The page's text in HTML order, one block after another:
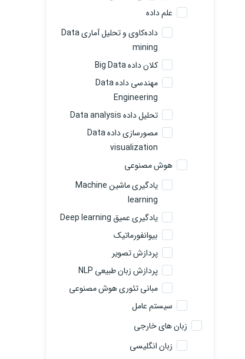
علم داده
داده‌کاوی و تحلیل آماری Data
mining
کلان داده Big Data
مهندسی داده Data
Engineering
تحلیل داده Data analysis
مصورسازی داده Data
visualization
هوش مصنوعی
یادگیری ماشین Machine
learning
یادگیری عمیق Deep learning
بیوانفورماتیک
پردازش تصویر
پردازش زبان طبیعی NLP
مبانی تئوری هوش مصنوعی
سیستم عامل
زبان های خارجی
زبان انگلیسی